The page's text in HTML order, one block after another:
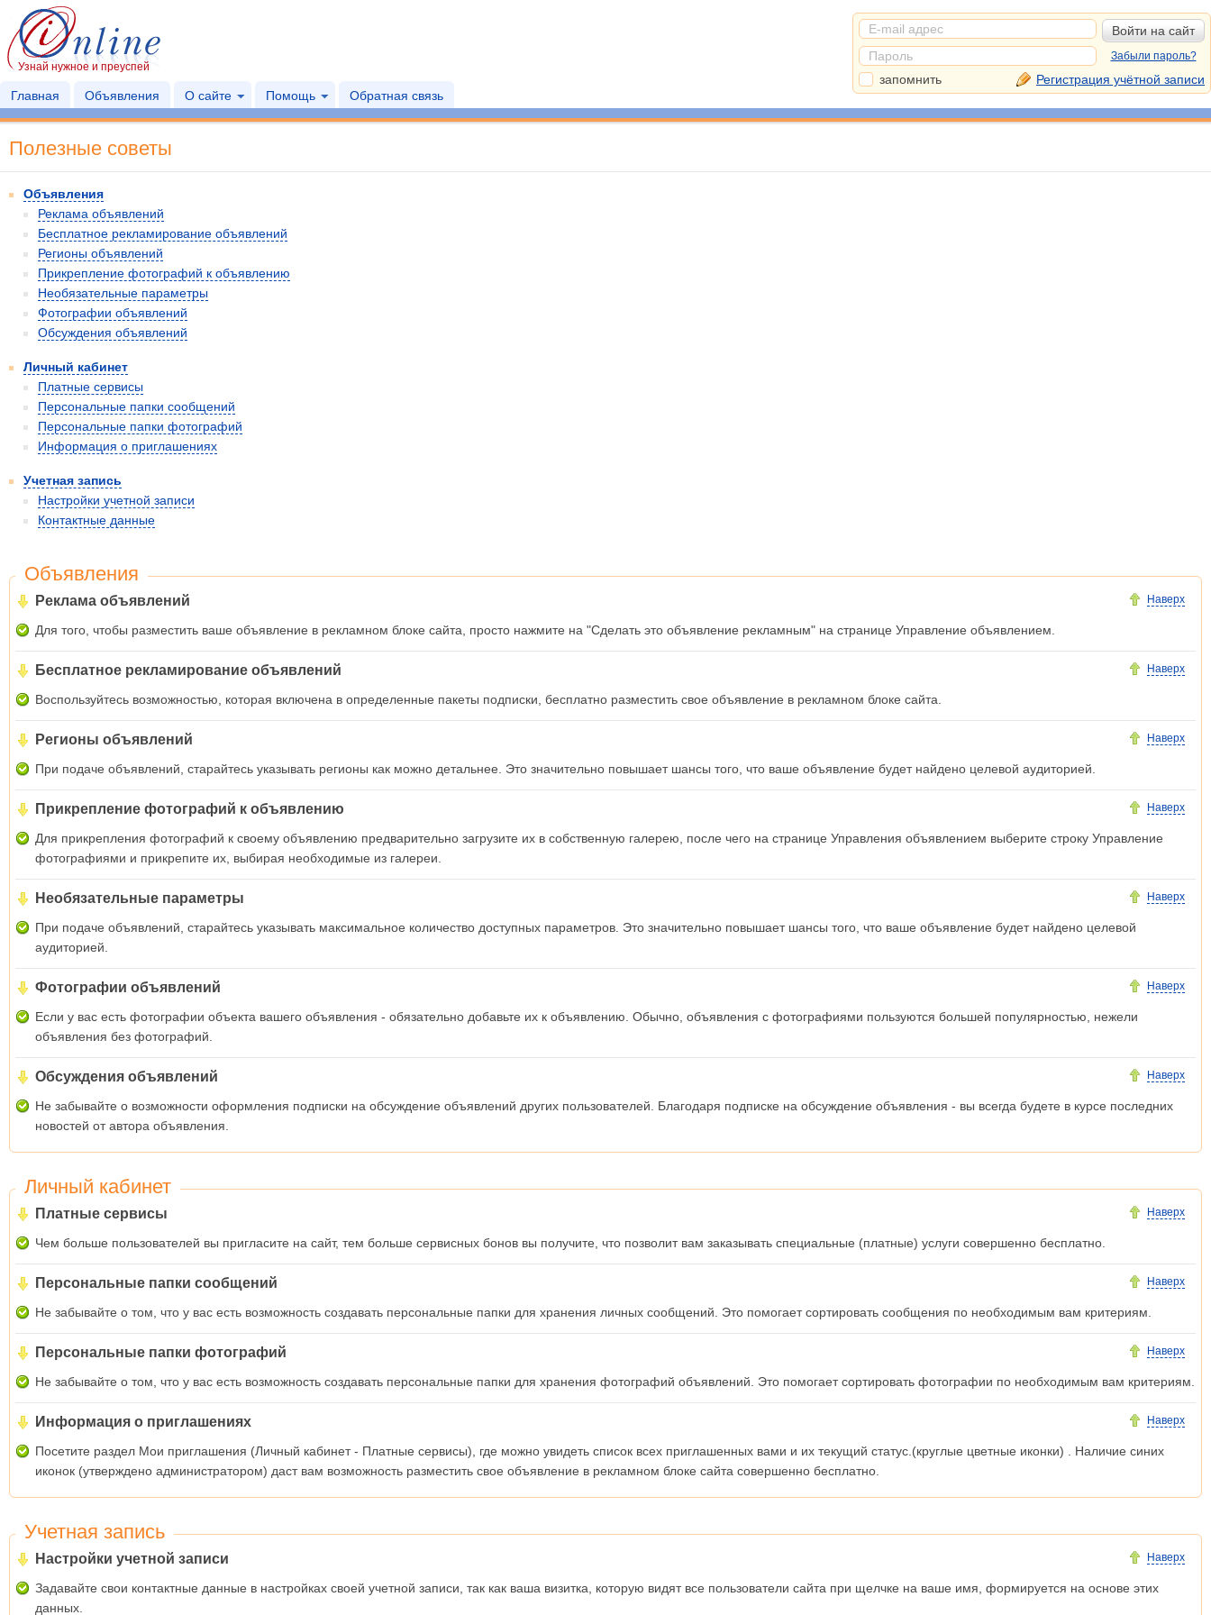
Узнай нужное и преуспей
Главная Объявления О сайте Помощь Обратная связь
Забыли пароль?
Регистрация учётной записи
запомнить
Полезные советы
Объявления
Реклама объявлений
Бесплатное рекламирование объявлений
Регионы объявлений
Прикрепление фотографий к объявлению
Необязательные параметры
Фотографии объявлений
Обсуждения объявлений
Личный кабинет
Платные сервисы
Персональные папки сообщений
Персональные папки фотографий
Информация о приглашениях
Учетная запись
Настройки учетной записи
Контактные данные
Объявления
Наверх
Реклама объявлений
Для того, чтобы разместить ваше объявление в рекламном блоке сайта, просто нажмите на "Сделать это объявление рекламным" на странице Управление объявлением.
Наверх
Бесплатное рекламирование объявлений
Воспользуйтесь возможностью, которая включена в определенные пакеты подписки, бесплатно разместить свое объявление в рекламном блоке сайта.
Наверх
Регионы объявлений
При подаче объявлений, старайтесь указывать регионы как можно детальнее. Это значительно повышает шансы того, что ваше объявление будет найдено целевой аудиторией.
Наверх
Прикрепление фотографий к объявлению
Для прикрепления фотографий к своему объявлению предварительно загрузите их в собственную галерею, после чего на странице Управления объявлением выберите строку Управление
фотографиями и прикрепите их, выбирая необходимые из галереи.
Наверх
Необязательные параметры
При подаче объявлений, старайтесь указывать максимальное количество доступных параметров. Это значительно повышает шансы того, что ваше объявление будет найдено целевой
аудиторией.
Наверх
Фотографии объявлений
Если у вас есть фотографии объекта вашего объявления - обязательно добавьте их к объявлению. Обычно, объявления с фотографиями пользуются большей популярностью, нежели
объявления без фотографий.
Наверх
Обсуждения объявлений
Не забывайте о возможности оформления подписки на обсуждение объявлений других пользователей. Благодаря подписке на обсуждение объявления - вы всегда будете в курсе последних
новостей от автора объявления.
Личный кабинет
Наверх
Платные сервисы
Чем больше пользователей вы пригласите на сайт, тем больше сервисных бонов вы получите, что позволит вам заказывать специальные (платные) услуги совершенно бесплатно.
Наверх
Персональные папки сообщений
Не забывайте о том, что у вас есть возможность создавать персональные папки для хранения личных сообщений. Это помогает сортировать сообщения по необходимым вам критериям.
Наверх
Персональные папки фотографий
Не забывайте о том, что у вас есть возможность создавать персональные папки для хранения фотографий объявлений. Это помогает сортировать фотографии по необходимым вам критериям.
Наверх
Информация о приглашениях
Посетите раздел Мои приглашения (Личный кабинет - Платные сервисы), где можно увидеть список всех приглашенных вами и их текущий статус.(круглые цветные иконки) . Наличие синих
иконок (утверждено администратором) даст вам возможность разместить свое объявление в рекламном блоке сайта совершенно бесплатно.
Учетная запись
Наверх
Настройки учетной записи
Задавайте свои контактные данные в настройках своей учетной записи, так как ваша визитка, которую видят все пользователи сайта при щелчке на ваше имя, формируется на основе этих
данных.